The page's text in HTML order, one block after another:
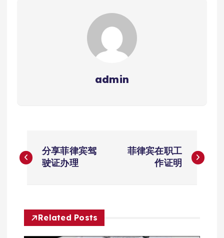
admin
章
航
分享菲律宾驾
驶证办理
菲律宾在职工
作证明
Related Posts